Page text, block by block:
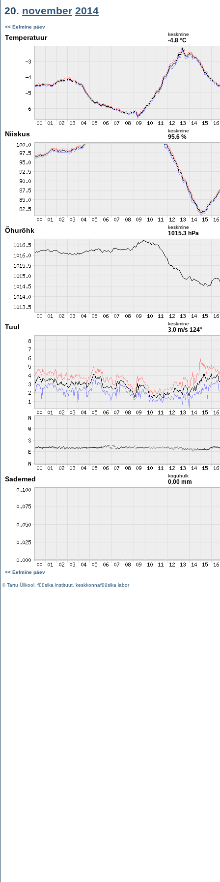
20. november 2014
<< Eelmine päev
Temperatuur keskmine
-4.8 °C
Niiskus keskmine
95.6 %
Õhurõhk keskmine
1015.3 hPa
Tuul keskmine
3.0 m/s 124°
Sademed koguhulk
0.00 mm
<< Eelmine päev
©Tartu Ülikool füüsika instituut keskkonnafüüsika labor